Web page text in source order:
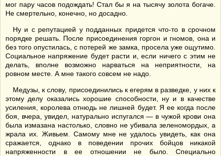
мог пару часов подождать! Стал бы я на тысячу золота богаче.
Не смертельно, конечно, но досадно.
Ну и с репутацией у подданных придется что-то в срочном
порядке решать. После присоединения горгон и гномов, она и
без того опустилась, с потерей же замка, просела уже ощутимо.
Социальное напряжение будет расти и, если ничего с этим не
делать, вполне возможно нарваться на неприятности, на
ровном месте. А мне такого совсем не надо.
Медузы, к слову, присоединились к егерям в разведке, у них к
этому делу оказались хорошие способности, ну и в качестве
усиления, королева отнюдь не лишней будет. Я ее когда после
боя, вчера, увидел, натурально испугался — в чужой крови она
была измазана настолько, словно не убивала зеленомордых, а
жрала их. Живьем. Самому мне не удалось увидеть, как она
сражается, однако в поведении прочих бойцов никакой
напряженности в ее отношении не было. Специально